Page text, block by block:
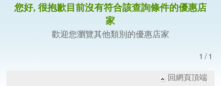
您好, 很抱歉目前沒有符合該查詢條件的優惠店
家
歡迎您瀏覽其他類別的優惠店家
1/1
回網頁頂端